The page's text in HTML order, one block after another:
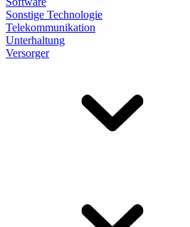
Sonstige Technologie
Telekommunikation
Unterhaltung
Versorger